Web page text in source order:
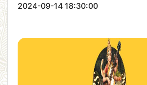
2024-09-14 18:30:00